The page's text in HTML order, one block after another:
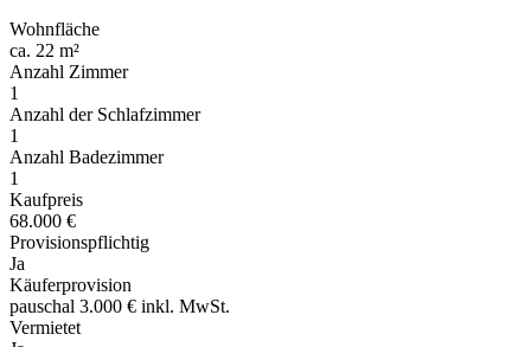
Wohnfläche
ca. 22 m²
Anzahl Zimmer
1
Anzahl der Schlafzimmer
1
Anzahl Badezimmer
1
Kaufpreis
68.000 €
Provisionspflichtig
Ja
Käuferprovision
pauschal 3.000 € inkl. MwSt.
Vermietet